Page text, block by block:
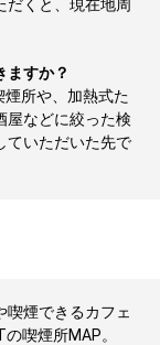
だくと、現在地周
ますか？
所や、加熱式た
屋などに絞った検
ていただいた先で
煙できるカフェ
喫煙所MAP。